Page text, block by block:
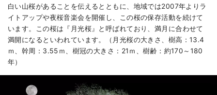
白い山桜があることを伝えるとともに、地域では2007年よりラ
イトアップや夜桜音楽会を開催し、この桜の保存活動を続けて
います。この桜は『月光桜』と呼ばれており、満月に合わせて
満開になるといわれています。（月光桜の大きさ、樹高：13.4
ｍ、幹周：3.55ｍ、樹冠の大きさ：21ｍ、樹齢：約170～180
年）